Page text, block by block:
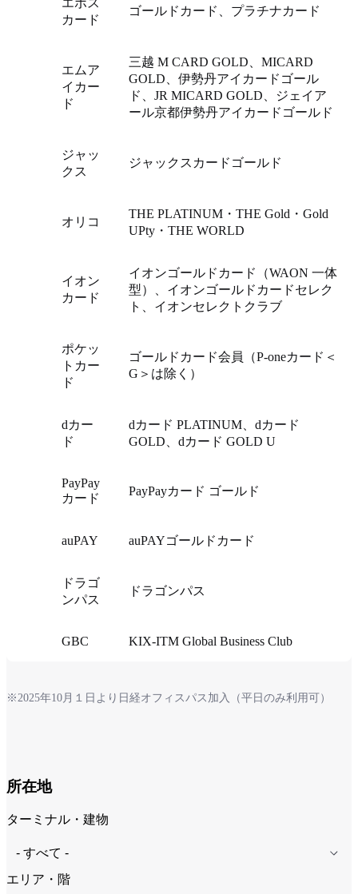
エポス
カード
ゴールドカード、プラチナカード
エムア
イカー
ド
三越 M CARD GOLD、MICARD
GOLD、伊勢丹アイカードゴール
ド、JR MICARD GOLD、ジェイア
ール京都伊勢丹アイカードゴールド
ジャッ
クス
ジャックスカードゴールド
オリコ
THE PLATINUM・THE Gold・Gold
UPty・THE WORLD
イオン
カード
イオンゴールドカード（WAON 一体
型）、イオンゴールドカードセレク
ト、イオンセレクトクラブ
ポケッ
トカー
ド
ゴールドカード会員（P-oneカード＜
G＞は除く）
dカー
ド
dカード PLATINUM、dカード
GOLD、dカード GOLD U
PayPay
カード
PayPayカード ゴールド
auPAY auPAYゴールドカード
ドラゴ
ンパス
ドラゴンパス
GBC KIX-ITM Global Business Club
※2025年10月１日より日経オフィスパス加入（平日のみ利用可）
所在地
ターミナル・建物
エリア・階